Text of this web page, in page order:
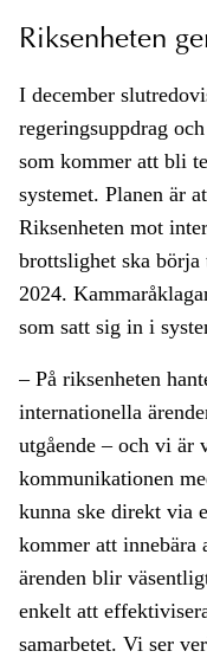
Riksenheten
I december
regeringsuppdrag
som kommer att bli
systemet. Planen är
Riksenheten mot
brottslighet ska börja
2024.
som satt sig in i
– På riksenheten
internationella
utgående – och vi
kommunikationen
kunna ske direkt via
kommer att innebära
ärenden blir
enkelt att
samarbetet. Vi ser